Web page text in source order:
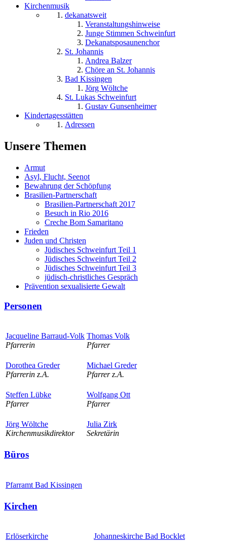
Kirchenmusik
dekanatsweit
Veranstaltungshinweise
Junge Stimmen Schweinfurt
Dekanatsposaunenchor
St. Johannis
Andrea Balzer
Chöre an St. Johannis
Bad Kissingen
Jörg Wöltche
St. Lukas Schweinfurt
Gustav Gunsenheimer
Kindertagesstätten
Adressen
Unsere Themen
Armut
Asyl, Flucht, Seenot
Bewahrung der Schöpfung
Brasilien-Partnerschaft
Brasilien-Partnerschaft 2017
Besuch in Rio 2016
Creche Bom Samaritano
Frieden
Juden und Christen
Jüdisches Schweinfurt Teil 1
Jüdisches Schweinfurt Teil 2
Jüdisches Schweinfurt Teil 3
jüdisch-christliches Gespräch
Prävention sexualisierte Gewalt
Personen
Jacqueline Barraud-Volk
Pfarrerin
Thomas Volk
Pfarrer
Dorothea Greder
Pfarrerin z.A.
Michael Greder
Pfarrer z.A.
Steffen Lübke
Pfarrer
Wolfgang Ott
Pfarrer
Jörg Wöltche
Kirchenmusikdirektor
Julia Zirk
Sekretärin
Büros
Pfarramt Bad Kissingen
Kirchen
Erlöserkirche Johanneskirche Bad Bocklet